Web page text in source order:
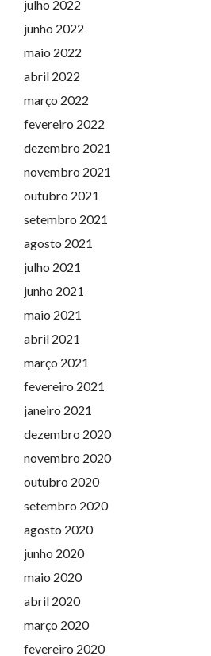
julho 2022
junho 2022
maio 2022
abril 2022
março 2022
fevereiro 2022
dezembro 2021
novembro 2021
outubro 2021
setembro 2021
agosto 2021
julho 2021
junho 2021
maio 2021
abril 2021
março 2021
fevereiro 2021
janeiro 2021
dezembro 2020
novembro 2020
outubro 2020
setembro 2020
agosto 2020
junho 2020
maio 2020
abril 2020
março 2020
fevereiro 2020